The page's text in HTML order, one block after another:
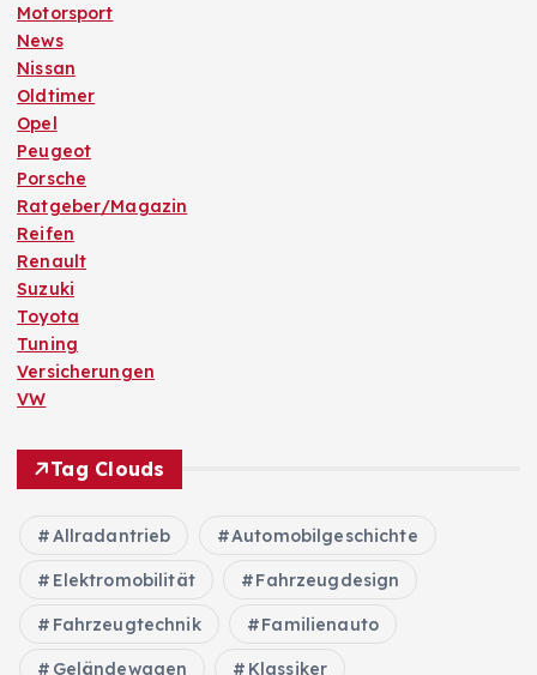
Motorsport
News
Nissan
Oldtimer
Opel
Peugeot
Porsche
Ratgeber/Magazin
Reifen
Renault
Suzuki
Toyota
Tuning
Versicherungen
VW
Tag Clouds
Allradantrieb Automobilgeschichte
Elektromobilität Fahrzeugdesign
Fahrzeugtechnik Familienauto
Geländewagen Klassiker